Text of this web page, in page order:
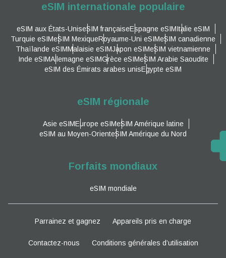
eSIM internationale populaire
eSIM aux États-UniseSIM françaiseEspagne eSIMItalie eSIM
Turquie eSIMeSIM MexiqueRoyaume-Uni eSIMeSIM canadienne
Thaïlande eSIMMalaisie eSIMJapon eSIMeSIM vietnamienne
Inde eSIMAllemagne eSIMGrèce eSIMeSIM Arabie Saoudite
eSIM des Émirats arabes unisEgypte eSIM
eSIM régionale
Asie eSIMEurope eSIMeSIM Amérique latine
eSIM au Moyen-OrienteSIM Amérique du Nord
Forfaits mondiaux
eSIM mondiale
Parrainez et gagnez Appareils pris en charge
Contactez-nous Conditions générales d’utilisation